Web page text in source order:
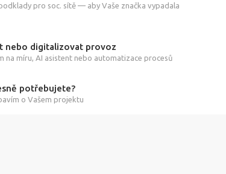
pro soc. sítě — aby Vaše značka vypadala
nebo digitalizovat provoz
na míru, AI asistent nebo automatizace procesů
potřebujete?
o Vašem projektu